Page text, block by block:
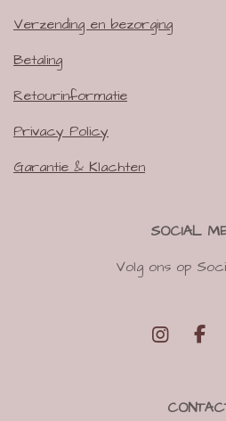
Verzending en bezorging
Betaling
Retourinformatie
Privacy Policy
Garantie & Klachten
SOCIAL
Volg ons op
I
F
b